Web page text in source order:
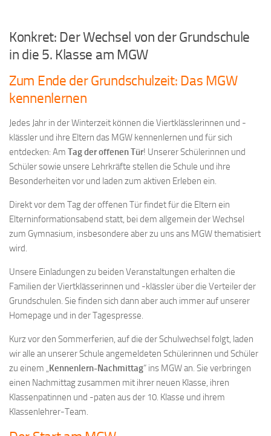
Konkret: Der Wechsel von der Grundschule
in die 5. Klasse am MGW
Zum Ende der Grundschulzeit: Das MGW
kennenlernen
Jedes Jahr in der Winterzeit können die Viertklässlerinnen und -
klässler und ihre Eltern das MGW kennenlernen und für sich
entdecken: Am Tag der offenen Tür! Unserer Schülerinnen und
Schüler sowie unsere Lehrkräfte stellen die Schule und ihre
Besonderheiten vor und laden zum aktiven Erleben ein.
Direkt vor dem Tag der offenen Tür findet für die Eltern ein
Elterninformationsabend statt, bei dem allgemein der Wechsel
zum Gymnasium, insbesondere aber zu uns ans MGW thematisiert
wird.
Unsere Einladungen zu beiden Veranstaltungen erhalten die
Familien der Viertklässerinnen und -klässler über die Verteiler der
Grundschulen. Sie finden sich dann aber auch immer auf unserer
Homepage und in der Tagespresse.
Kurz vor den Sommerferien, auf die der Schulwechsel folgt, laden
wir alle an unserer Schule angemeldeten Schülerinnen und Schüler
zu einem „Kennenlern-Nachmittag“ ins MGW an. Sie verbringen
einen Nachmittag zusammen mit ihrer neuen Klasse, ihren
Klassenpatinnen und -paten aus der 10. Klasse und ihrem
Klassenlehrer-Team.